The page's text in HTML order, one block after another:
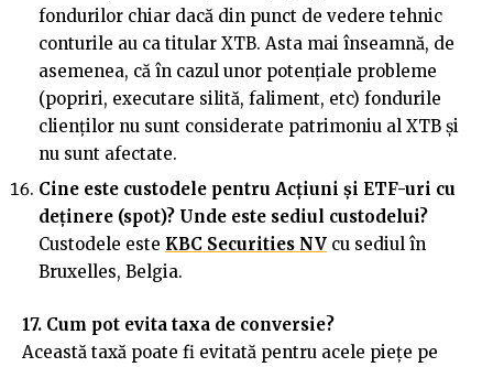
fondurilor chiar dacă din punct de vedere tehnic
conturile au ca titular XTB. Asta mai înseamnă, de
asemenea, că în cazul unor potențiale probleme
(popriri, executare silită, faliment, etc) fondurile
clienților nu sunt considerate patrimoniu al XTB și
nu sunt afectate.
Cine este custodele pentru Acțiuni și ETF-uri cu
deținere (spot)? Unde este sediul custodelui?
Custodele este KBC Securities NV cu sediul în
Bruxelles, Belgia.
17. Cum pot evita taxa de conversie?
Această taxă poate fi evitată pentru acele piețe pe